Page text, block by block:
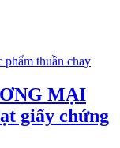
phẩm thuần chay
MẠI
giấy chứng